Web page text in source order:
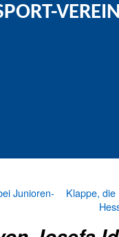
Junioren-
Klappe,